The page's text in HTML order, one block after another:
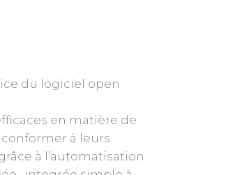
du logiciel open
en matière de
à leurs
à l’automatisation